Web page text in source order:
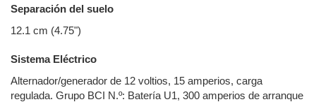
Separación del suelo
12.1 cm (4.75")
Sistema Eléctrico
Alternador/generador de 12 voltios, 15 amperios, carga
regulada. Grupo BCI N.º: Batería U1, 300 amperios de arranque